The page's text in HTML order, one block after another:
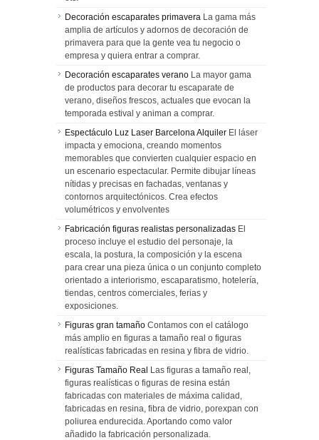
Decoración escaparates primavera La gama más
amplia de artículos y adornos de decoración de
primavera para que la gente vea tu negocio o
empresa y quiera entrar a comprar.
Decoración escaparates verano La mayor gama
de productos para decorar tu escaparate de
verano, diseños frescos, actuales que evocan la
temporada estival y animan a comprar.
Espectáculo Luz Laser Barcelona Alquiler El láser
impacta y emociona, creando momentos
memorables que convierten cualquier espacio en
un escenario espectacular. Permite dibujar líneas
nítidas y precisas en fachadas, ventanas y
contornos arquitectónicos. Crea efectos
volumétricos y envolventes
Fabricación figuras realistas personalizadas El
proceso incluye el estudio del personaje, la
escala, la postura, la composición y la escena
para crear una pieza única o un conjunto completo
orientado a interiorismo, escaparatismo, hotelería,
tiendas, centros comerciales, ferias y
exposiciones.
Figuras gran tamaño Contamos con el catálogo
más amplio en figuras a tamaño real o figuras
realísticas fabricadas en resina y fibra de vidrio.
Figuras Tamaño Real Las figuras a tamaño real,
figuras realísticas o figuras de resina están
fabricadas con materiales de máxima calidad,
fabricadas en resina, fibra de vidrio, porexpan con
poliurea endurecida. Aportando como valor
añadido la fabricación personalizada.